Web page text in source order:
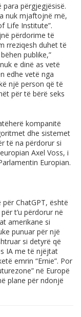
përgjegjësisë.
nuk mjaftojnë më,
Life Institute”.
përdorime të
rreziqesh duhet të
publike,”
e dinë as vetë
edhe vetë nga
një person që të
për të bërë seks
kompanitë
dhe sistemet
të na përdorur si
Axel Voss, i
Europian.
ChatGPT, është
t’u përdorur në
amerikane si
punuar për një
si detyrë që
IA me të njëjtat
emrin “Ernie”. Por
në Europë
plane për ndonjë